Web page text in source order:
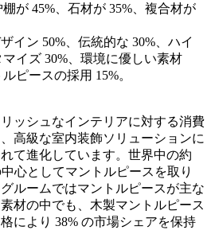
が 45%、石材が 35%、複合材が
イン 50%、伝統的な 30%、ハイ
イズ 30%、環境に優しい素材
ピースの採用 15%。
ッシュなインテリアに対する消費
高級な室内装飾ソリューションに
て進化しています。世界中の約
心としてマントルピースを取り
ルームではマントルピースが主な
材の中でも、木製マントルピース
により 38% の市場シェアを保持